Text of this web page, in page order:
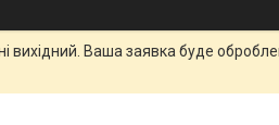
вихідний. Ваша заявка буде